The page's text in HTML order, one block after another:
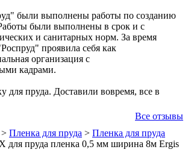
были выполнены работы по созданию
были выполнены в срок и с
и санитарных норм. За время
проявила себя как
организация с
кадрами.
для пруда. Доставили вовремя, все в
Все отзывы
> Пленка для пруда > Пленка для пруда
для пруда пленка 0,5 мм ширина 8м Ergis